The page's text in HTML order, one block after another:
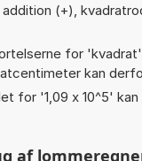
addition (+),
for
kan
for '1,09 x 10^5'
af